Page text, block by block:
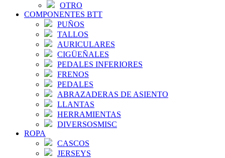
OTRO
COMPONENTES BTT
PUÑOS
TALLOS
AURICULARES
CIGÜEÑALES
PEDALES INFERIORES
FRENOS
PEDALES
ABRAZADERAS DE ASIENTO
LLANTAS
HERRAMIENTAS
DIVERSOSMISC
ROPA
CASCOS
JERSEYS